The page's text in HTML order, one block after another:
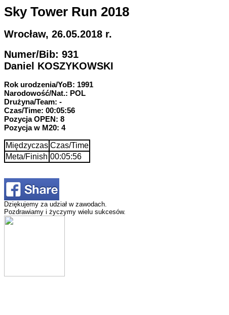
Sky Tower Run 2018
Wrocław, 26.05.2018 r.
Numer/Bib: 931
Daniel KOSZYKOWSKI
Rok urodzenia/YoB: 1991
Narodowość/Nat.: POL
Drużyna/Team: -
Czas/Time: 00:05:56
Pozycja OPEN: 8
Pozycja w M20: 4
Międzyczas Czas/Time
Meta/Finish 00:05:56
Dziękujemy za udział w zawodach.
Pozdrawiamy i życzymy wielu sukcesów.